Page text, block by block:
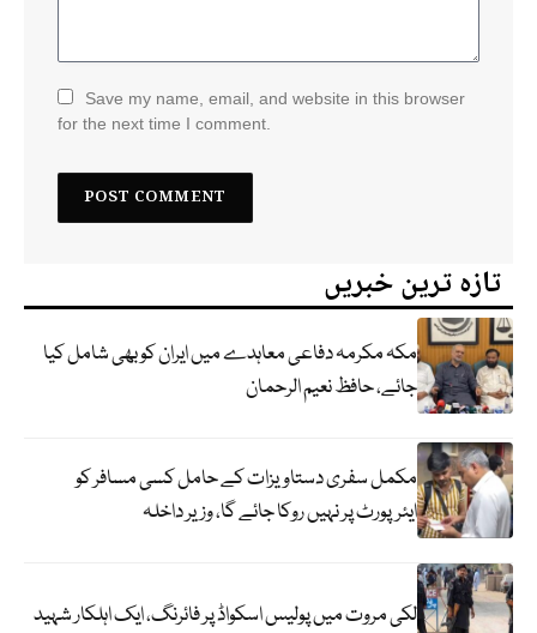
Save my name, email, and website in this browser
for the next time I comment.
تازہ ترین خبریں
مکہ مکرمہ دفاعی معاہدے میں ایران کو بھی شامل کیا
جائے، حافظ نعیم الرحمان
مکمل سفری دستاویزات کے حامل کسی مسافر کو
ایئرپورٹ پر نہیں روکا جائے گا، وزیر داخلہ
لکی مروت میں پولیس اسکواڈ پر فائرنگ، ایک اہلکار شہید